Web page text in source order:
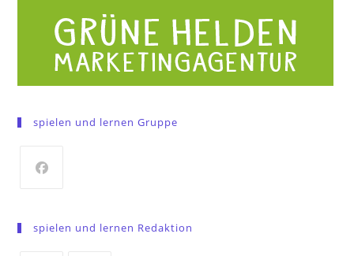
spielen und lernen Gruppe
a
spielen und lernen Redaktion